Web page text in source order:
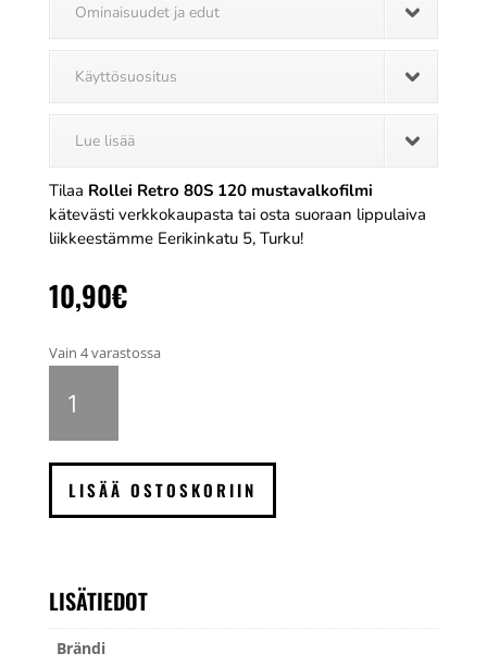
Ominaisuudet ja edut
Käyttösuositus
Lue lisää
Tilaa Rollei Retro 80S 120 mustavalkofilmi
kätevästi verkkokaupasta tai osta suoraan lippulaiva
liikkeestämme Eerikinkatu 5, Turku!
10,90€
Vain 4 varastossa
Retro
mustavalkofilmi
määrä
LISÄÄ OSTOSKORIIN
LISÄTIEDOT
Brändi